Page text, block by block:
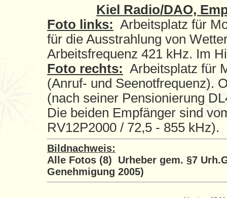
Kiel Radio/DAO,
Foto links: Arbeitsplatz für
für die Ausstrahlung von
Arbeitsfrequenz 421 kHz. Im
Foto rechts: Arbeitsplatz für
(Anruf- und Seenotfrequenz).
(nach seiner Pensionierung
Die beiden Empfänger sind
RV12P2000 / 72,5 - 855 kHz).
Bildnachweis:
Alle Fotos (8) Urheber gem. §7
Genehmigung 2005)